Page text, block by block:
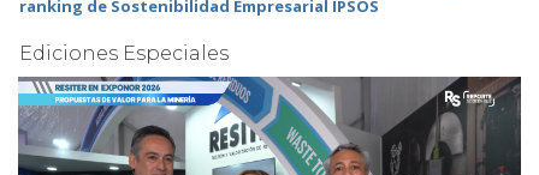
ranking de Sostenibilidad Empresarial IPSOS
Ediciones Especiales